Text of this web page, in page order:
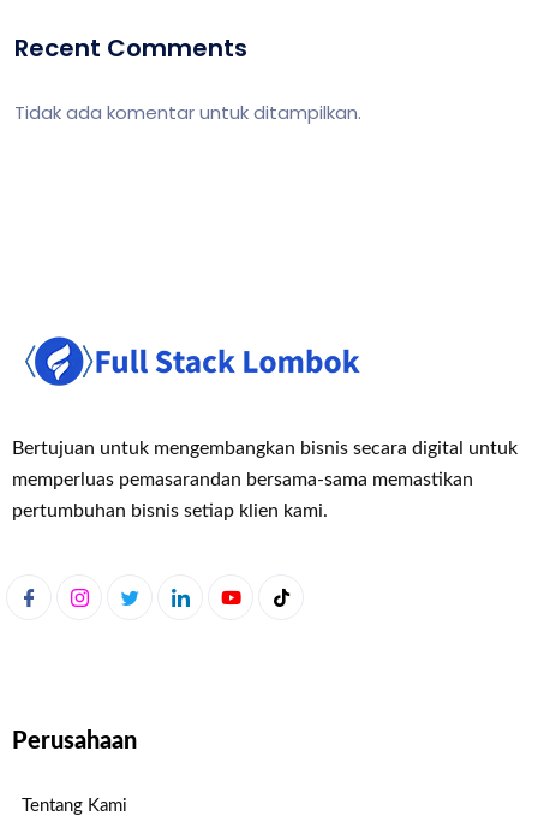
Recent Comments
Tidak ada komentar untuk ditampilkan.
Bertujuan untuk mengembangkan bisnis secara digital untuk
memperluas pemasarandan bersama-sama memastikan
pertumbuhan bisnis setiap klien kami.
Perusahaan
Tentang Kami